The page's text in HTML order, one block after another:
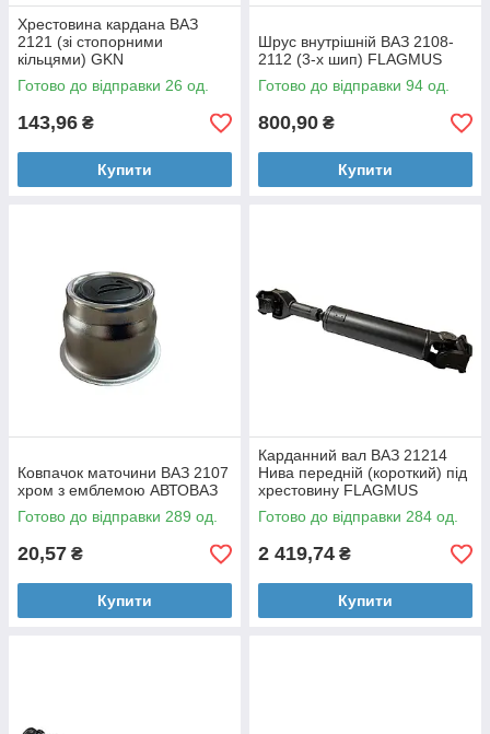
Хрестовина кардана ВАЗ
2121 (зі стопорними
кільцями) GKN
Готово до відправки 26 од.
143,96 ₴
Купити
Шрус внутрішній ВАЗ 2108-
2112 (3-х шип) FLAGMUS
Готово до відправки 94 од.
800,90 ₴
Купити
Ковпачок маточини ВАЗ 2107
хром з емблемою АВТОВАЗ
Готово до відправки 289 од.
20,57 ₴
Купити
Карданний вал ВАЗ 21214
Нива передній (короткий) під
хрестовину FLAGMUS
Готово до відправки 284 од.
2 419,74 ₴
Купити